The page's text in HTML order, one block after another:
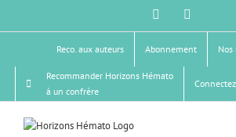
Facebook
Reco. aux auteurs Abonnement Nos
Recommander Horizons Hémato
à un confrère